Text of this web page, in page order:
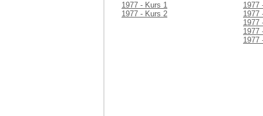
1977
1977
1977
1977
1977
1977 - Kurs 1
1977 - Kurs 2